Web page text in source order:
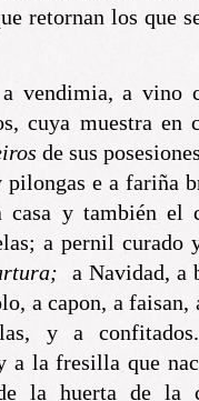
retornan los que
vendimia, a vino
cuya muestra en
de sus
e a fariña
y también el
a pernil curado
a Navidad, a
a capon, a
y a
a la fresilla que
la huerta de la